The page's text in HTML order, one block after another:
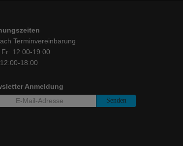
Terminvereinbarung
Fr: 12:00-19:00
18:00
Anmeldung